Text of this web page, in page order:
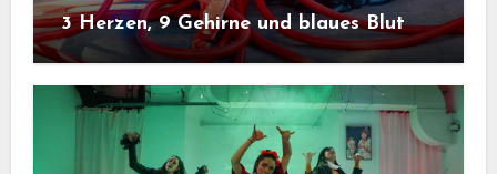
3 Herzen, 9 Gehirne und blaues Blut